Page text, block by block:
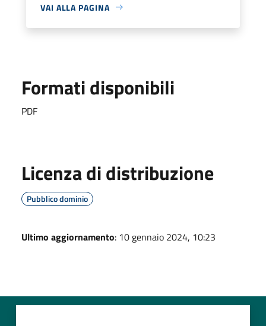
VAI ALLA PAGINA
Formati disponibili
PDF
Licenza di distribuzione
Pubblico dominio
Ultimo aggiornamento: 10 gennaio 2024, 10:23